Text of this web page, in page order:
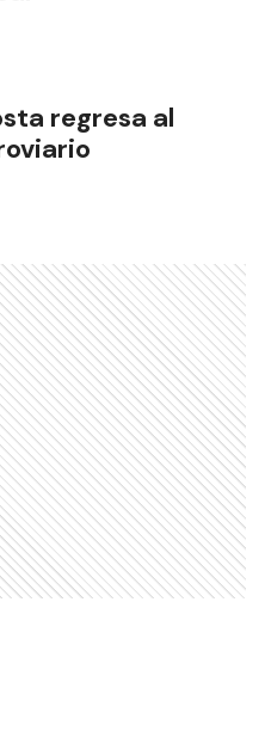
regresa al